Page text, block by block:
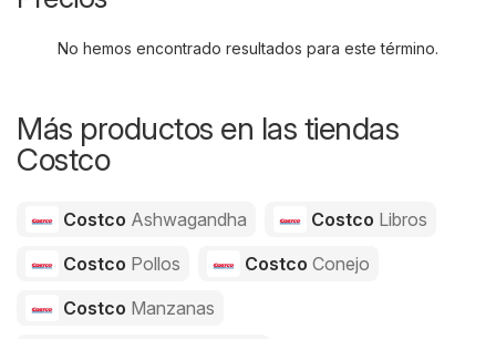
No hemos encontrado resultados para este término.
Más productos en las tiendas
Costco
Costco Ashwagandha Costco Libros
Costco Pollos Costco Conejo
Costco Manzanas